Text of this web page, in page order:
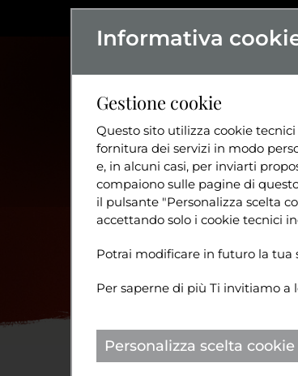
Informativa
Gestione cookie
Questo sito utilizza cookie
fornitura dei servizi in modo
e, in alcuni casi, per inviarti
compaiono sulle pagine di
il pulsante "Personalizza scelta
accettando solo i cookie tecnici
Potrai modificare in futuro la tua
Per saperne di più Ti invitiamo a
Personalizza scelta cookie